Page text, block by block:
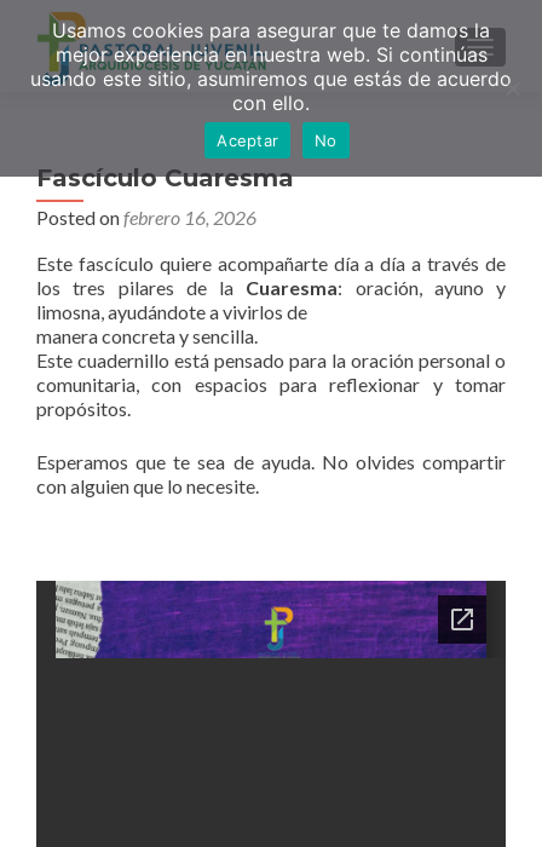
MENU
Fascículo Cuaresma
Posted onfebrero 16, 2026
Este fascículo quiere acompañarte día a día a través de
los tres pilares de la Cuaresma: oración, ayuno y
limosna, ayudándote a vivirlos de
manera concreta y sencilla.
Este cuadernillo está pensado para la oración personal o
comunitaria, con espacios para reflexionar y tomar
propósitos.
Esperamos que te sea de ayuda. No olvides compartir
con alguien que lo necesite.
Usamos cookies para asegurar que te damos la
mejor experiencia en nuestra web. Si continúas
usando este sitio, asumiremos que estás de acuerdo
con ello.
Aceptar No